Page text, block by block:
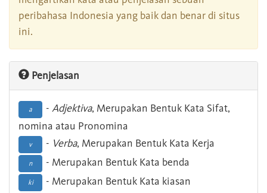
peribahasa Indonesia yang baik dan benar di situs
ini.
Penjelasan
a - Adjektiva, Merupakan Bentuk Kata Sifat,
nomina atau Pronomina
v - Verba, Merupakan Bentuk Kata Kerja
n - Merupakan Bentuk Kata benda
ki - Merupakan Bentuk Kata kiasan